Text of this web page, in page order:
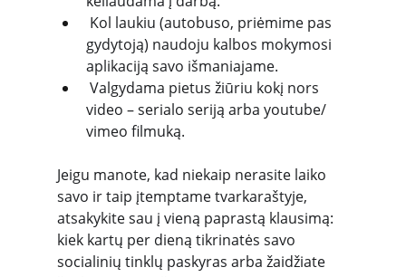
gydytoją) naudoju kalbos mokymosi
aplikaciją savo išmaniajame.
video – serialo seriją arba youtube/
vimeo filmuką.
Jeigu manote, kad niekaip nerasite laiko
savo ir taip įtemptame tvarkaraštyje,
atsakykite sau į vieną paprastą klausimą:
kiek kartų per dieną tikrinatės savo
socialinių tinklų paskyras arba žaidžiate